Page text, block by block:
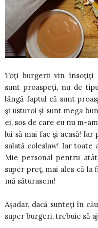
Toţi burgerii vin însoţiţi
sunt proaspeţi, nu de
lângă faptul că sunt
şi usturoi şi sunt mega
ei, sos de care eu nu m-
lui să mai fac şi acasă!
salată coleslaw! Iar
Mie personal pentru
super preţ, mai ales că la
mă săturasem!
Aşadar, dacă sunteţi în
super burgeri, trebuie să